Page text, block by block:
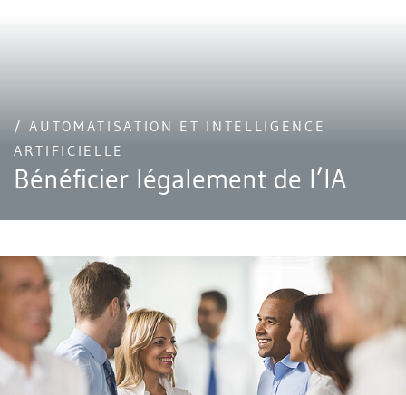
/ AUTOMATISATION ET INTELLIGENCE
ARTIFICIELLE
Bénéficier légalement de l’IA